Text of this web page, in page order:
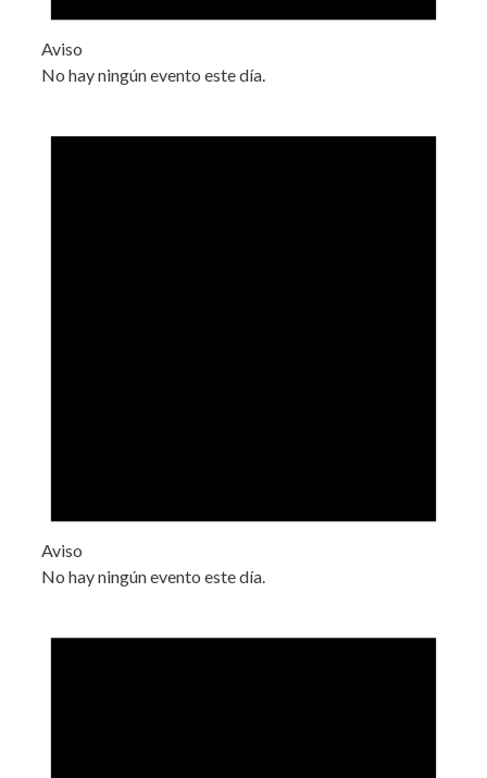
Aviso
No hay ningún evento este día.
Aviso
No hay ningún evento este día.